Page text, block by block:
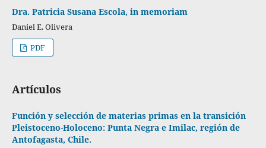
Dra. Patricia Susana Escola, in memoriam
Daniel E. Olivera
PDF
Artículos
Función y selección de materias primas en la transición
Pleistoceno-Holoceno: Punta Negra e Imilac, región de
Antofagasta, Chile.